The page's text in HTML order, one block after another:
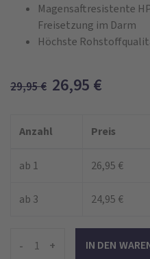
Magensaftresistente
Freisetzung im Darm
Höchste
29,95€ 26,95 €
Anzahl Preis
ab 1 26,95 €
ab 3 24,95 €
- +